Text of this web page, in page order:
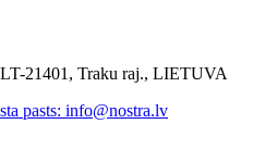
LT-21401, Traku raj., LIETUVA
pasts: info@nostra.lv